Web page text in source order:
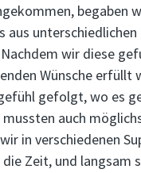
begaben
wir diese
Wünsche erfüllt
gefolgt, wo es
auch
in verschiedenen
Zeit, und langsam